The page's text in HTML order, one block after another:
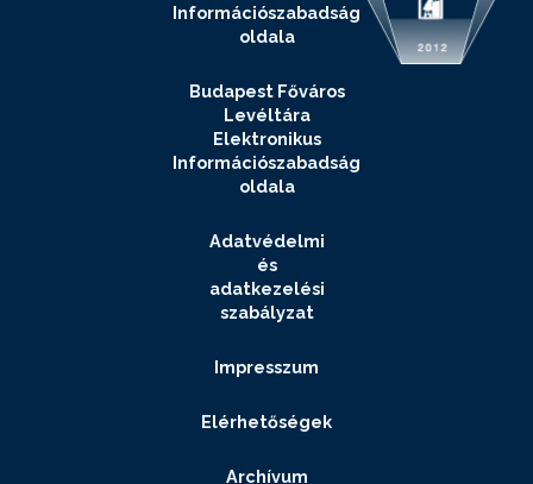
Információszabadság
oldala
Budapest Főváros
Levéltára
Elektronikus
Információszabadság
oldala
Adatvédelmi
és
adatkezelési
szabályzat
Impresszum
Elérhetőségek
Archívum